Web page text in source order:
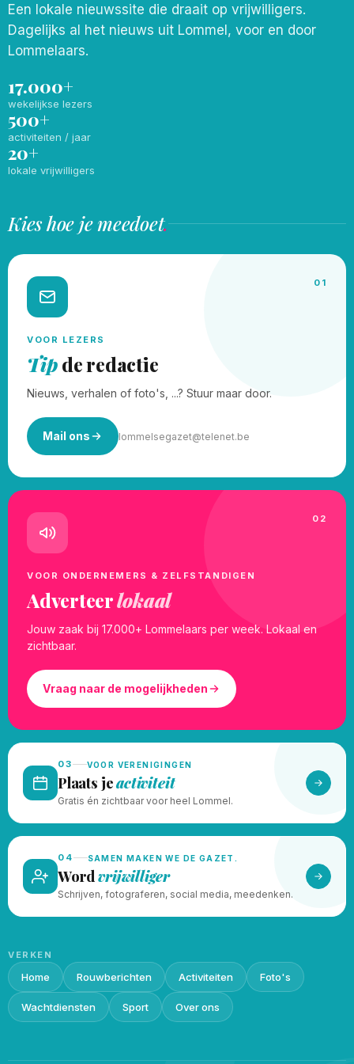
Een lokale nieuwssite die draait op vrijwilligers.
Dagelijks al het nieuws uit Lommel, voor en door
Lommelaars.
17.000+
wekelijkse lezers
500+
activiteiten / jaar
20+
lokale vrijwilligers
Kies hoe je meedoet.
01
VOOR LEZERS
Tipde redactie
Nieuws, verhalen of foto's, ...? Stuur maar door.
Mail ons lommelsegazet@telenet.be
02
VOOR ONDERNEMERS & ZELFSTANDIGEN
Adverteerlokaal
Jouw zaak bij 17.000+ Lommelaars per week. Lokaal en
zichtbaar.
Vraag naar de mogelijkheden
03 VOOR VERENIGINGEN
Plaats jeactiviteit
Gratis én zichtbaar voor heel Lommel.
04 SAMEN MAKEN WE DE GAZET.
Wordvrijwilliger
Schrijven, fotograferen, social media, meedenken.
VERKEN
Home Rouwberichten Activiteiten Foto's
Wachtdiensten Sport Over ons